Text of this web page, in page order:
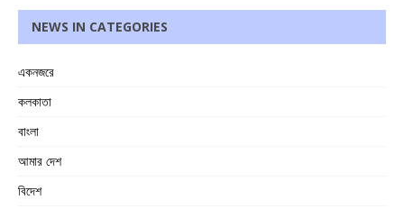
NEWS IN CATEGORIES
একনজরে
কলকাতা
বাংলা
আমার দেশ
বিদেশ